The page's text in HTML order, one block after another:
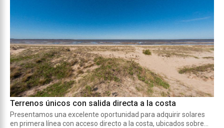
Terrenos únicos con salida directa a la costa
Presentamos una excelente oportunidad para adquirir solares
en primera línea con acceso directo a la costa, ubicados sobre...